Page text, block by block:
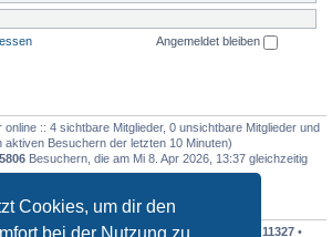
Cookies, um dir den
bei der Nutzung zu
Angemeldet bleiben
online :: 4 sichtbare Mitglieder, 0 unsichtbare Mitglieder und
Besuchern der letzten 10 Minuten)
5806 Besuchern, die am Mi 8. Apr 2026, 13:37 gleichzeitig
insgesamt30366• Mitglieder insgesamt 11327 •